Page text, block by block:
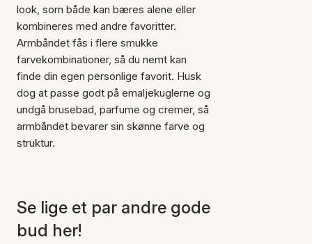
look, som både kan bæres alene eller
kombineres med andre favoritter.
Armbåndet fås i flere smukke
farvekombinationer, så du nemt kan
finde din egen personlige favorit. Husk
dog at passe godt på emaljekuglerne og
undgå brusebad, parfume og cremer, så
armbåndet bevarer sin skønne farve og
struktur.
Se lige et par andre gode
bud her!